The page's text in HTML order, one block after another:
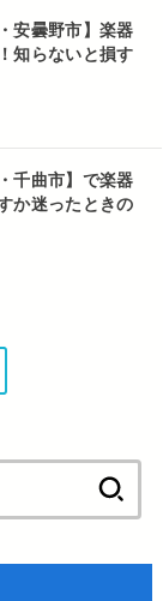
安曇野市】楽器
知らないと損す
千曲市】で楽器
か迷ったときの